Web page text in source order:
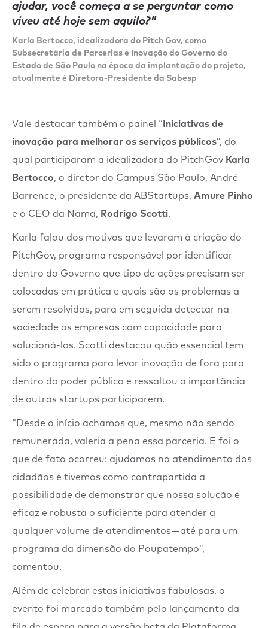
ajudar, você começa a se perguntar como
viveu até hoje sem aquilo?"
Karla Bertocco, idealizadora do Pitch Gov, como
Subsecretária de Parcerias e Inovação do Governo do
Estado de São Paulo na época da implantação do projeto,
atualmente é Diretora-Presidente da Sabesp
Vale destacar também o painel “ Iniciativas de
inovação para melhorar os serviços públicos”, do
qual participaram a idealizadora do PitchGov Karla
Bertocco, o diretor do Campus São Paulo, André
Barrence, o presidente da ABStartups, Amure Pinho
e o CEO da Nama, Rodrigo Scotti.
Karla falou dos motivos que levaram à criação do
PitchGov, programa responsável por identificar
dentro do Governo que tipo de ações precisam ser
colocadas em prática e quais são os problemas a
serem resolvidos, para em seguida detectar na
sociedade as empresas com capacidade para
solucioná-los. Scotti destacou quão essencial tem
sido o programa para levar inovação de fora para
dentro do poder público e ressaltou a importância
de outras startups participarem.
“Desde o início achamos que, mesmo não sendo
remunerada, valeria a pena essa parceria. E foi o
que de fato ocorreu: ajudamos no atendimento dos
cidadãos e tivemos como contrapartida a
possibilidade de demonstrar que nossa solução é
eficaz e robusta o suficiente para atender a
qualquer volume de atendimentos — até para um
programa da dimensão do Poupatempo”,
comentou.
Além de celebrar estas iniciativas fabulosas, o
evento foi marcado também pelo lançamento da